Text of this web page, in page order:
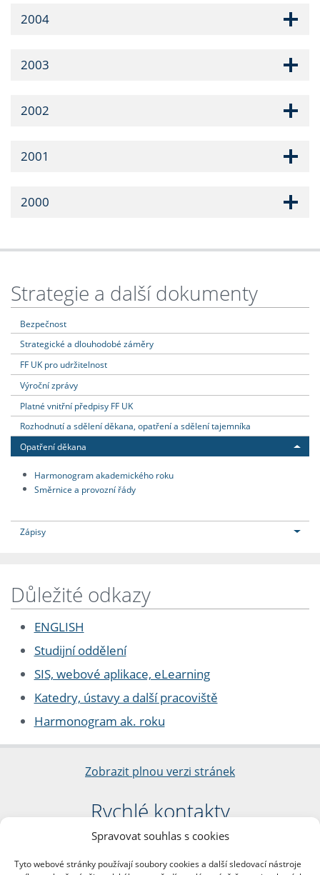
Spravovat souhlas s cookies
Tyto webové stránky používají soubory cookies a další sledovací nástroje
2004
2003
2002
2001
2000
Strategie a další dokumenty
Bezpečnost
Strategické a dlouhodobé záměry
FF UK pro udržitelnost
Výroční zprávy
Platné vnitřní předpisy FF UK
Rozhodnutí a sdělení děkana, opatření a sdělení tajemníka
Opatření děkana
Harmonogram akademického roku
Směrnice a provozní řády
Zápisy
Důležité odkazy
ENGLISH
Studijní oddělení
SIS, webové aplikace, eLearning
Katedry, ústavy a další pracoviště
Harmonogram ak. roku
Zobrazit plnou verzi stránek
Rychlé kontakty
Filozofická fakulta
nám. Jana Palacha 1/2